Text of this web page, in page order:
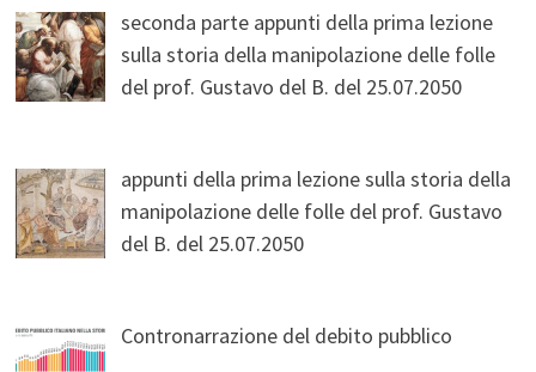
seconda parte appunti della prima lezione
sulla storia della manipolazione delle folle
del prof. Gustavo del B. del 25.07.2050
appunti della prima lezione sulla storia della
manipolazione delle folle del prof. Gustavo
del B. del 25.07.2050
Contronarrazione del debito pubblico